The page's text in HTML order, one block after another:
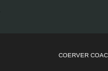
COERVER